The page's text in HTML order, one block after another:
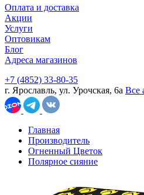
Оплата и доставка
Акции
Услуги
Оптовикам
Блог
Адреса магазинов
+7 (4852) 33-80-35
г. Ярославль, ул. Урочская, 6а Все
Главная
Производитель
Огненный Цветок
Полярное сияние